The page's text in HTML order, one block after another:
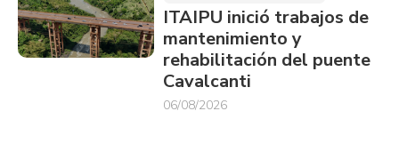
ITAIPU inició trabajos de
mantenimiento y
rehabilitación del puente
Cavalcanti
06/08/2026